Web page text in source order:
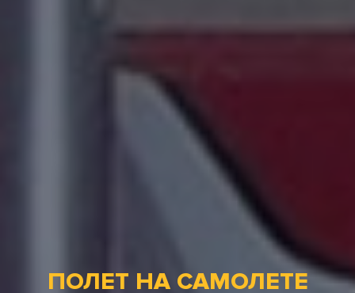
ПОЛЕТ НА САМОЛЕТЕ